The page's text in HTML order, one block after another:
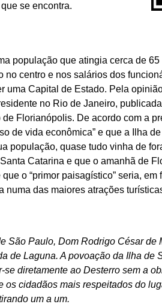
se encontra.
população que atingia cerca de
centro e nos salários dos
uma Capital de Estado. Pela
no Rio de Janeiro,
Florianópolis. De acordo com a
de vida econômica” e que a Ilha
população, quase tudo vinha de
Catarina e que o amanhã de
o “primor paisagístico” seria, em
das maiores atrações
São Paulo, Dom Rodrigo César de
de Laguna. A povoação da Ilha de
diretamente ao Desterro sem a
cidadãos mais respeitados do
um a um.